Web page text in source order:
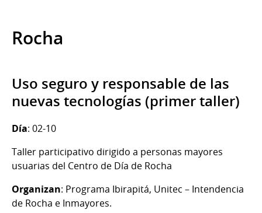
Rocha
Uso seguro y responsable de las
nuevas tecnologías (primer taller)
Día: 02-10
Taller participativo dirigido a personas mayores
usuarias del Centro de Día de Rocha
Organizan: Programa Ibirapitá, Unitec – Intendencia
de Rocha e Inmayores.